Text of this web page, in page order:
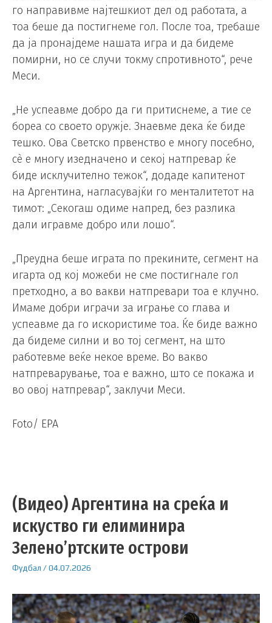
го направивме најтешкиот дел од работата, а
тоа беше да постигнеме гол. После тоа, требаше
да ја пронајдеме нашата игра и да бидеме
помирни, но се случи токму спротивното“, рече
Меси.
„Не успеавме добро да ги притиснеме, а тие се
бореа со своето оружје. Знаевме дека ќе биде
тешко. Ова Светско првенство е многу посебно,
сè е многу изедначено и секој натпревар ќе
биде исклучително тежок“, додаде капитенот
на Аргентина, нагласувајќи го менталитетот на
тимот: „Секогаш одиме напред, без разлика
дали игравме добро или лошо“.
„Преудна беше играта по прекините, сегмент на
игарта од кој можеби не сме постигнале гол
претходно, а во вакви натпревари тоа е клучно.
Имаме добри играчи за играње со глава и
успеавме да го искористиме тоа. Ќе биде важно
да бидеме силни и во тој сегмент, на што
работевме веќе некое време. Во вакво
натпреварување, тоа е важно, што се покажа и
во овој натпревар“, заклучи Меси.
Foto/ EPA
(Видео) Аргентина на среќа и
искуство ги елиминира
Зелено’ртските острови
Фудбал /04.07.2026